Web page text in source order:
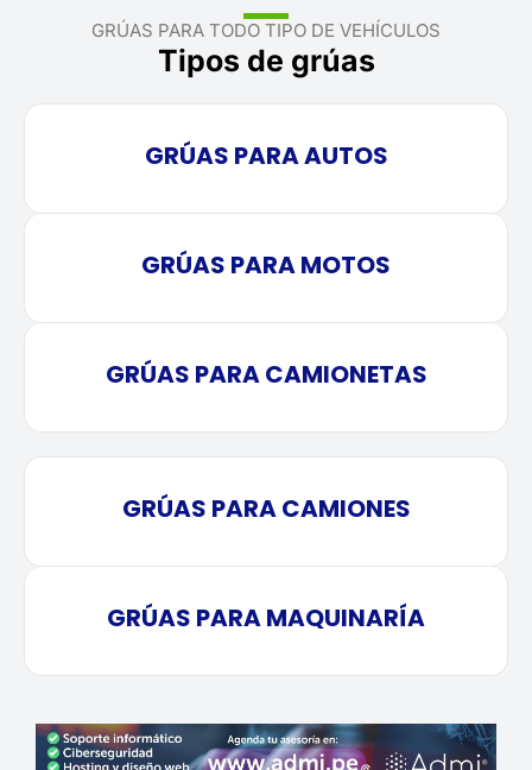
GRÚAS PARA TODO TIPO DE VEHÍCULOS
Tipos de grúas
GRÚAS PARA AUTOS
GRÚAS PARA MOTOS
GRÚAS PARA CAMIONETAS
GRÚAS PARA CAMIONES
GRÚAS PARA MAQUINARÍA